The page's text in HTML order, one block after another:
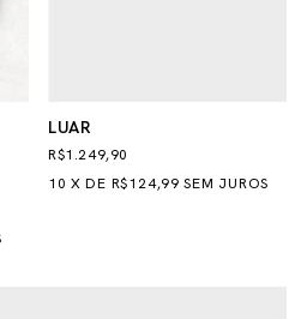
LUAR
R$1.249,90
10 XDE R$124,99 SEM JUROS